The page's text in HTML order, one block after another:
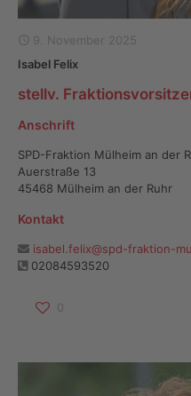
9. November 2025
Isabel Felix
stellv.
Anschrift
SPD-Fraktion Mülheim an der
Auerstraße 13
45468 Mülheim an der Ruhr
Kontakt
isabel.felix@spd-fraktion-
02084593520
0